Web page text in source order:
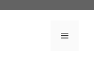
Menu